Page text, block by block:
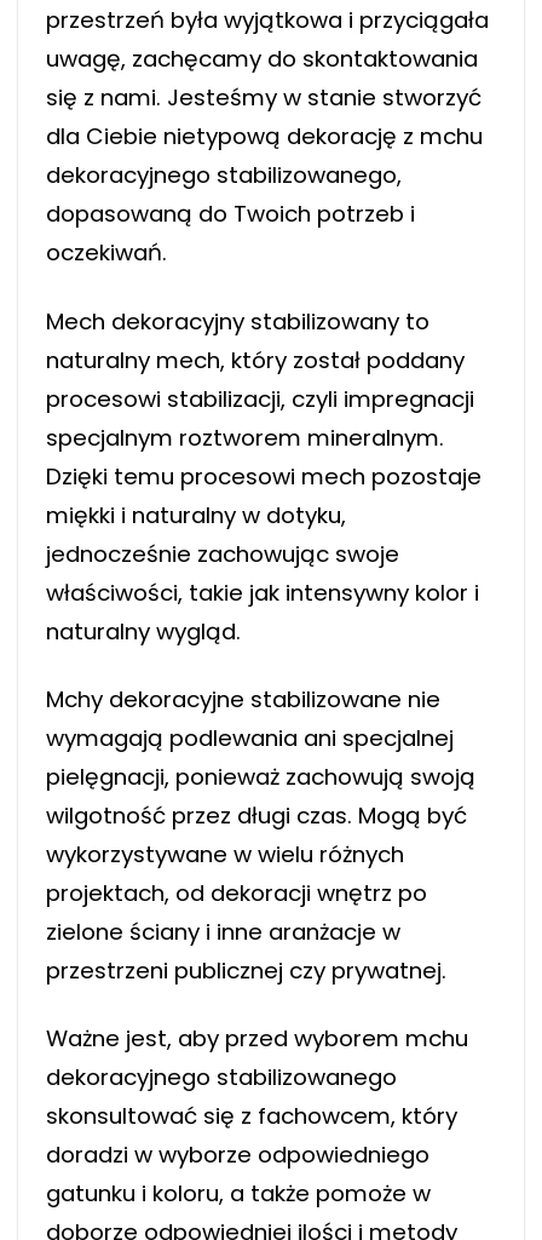
przestrzeń była wyjątkowa i przyciągała
uwagę, zachęcamy do skontaktowania
się z nami. Jesteśmy w stanie stworzyć
dla Ciebie nietypową dekorację z mchu
dekoracyjnego stabilizowanego,
dopasowaną do Twoich potrzeb i
oczekiwań.
Mech dekoracyjny stabilizowany to
naturalny mech, który został poddany
procesowi stabilizacji, czyli impregnacji
specjalnym roztworem mineralnym.
Dzięki temu procesowi mech pozostaje
miękki i naturalny w dotyku,
jednocześnie zachowując swoje
właściwości, takie jak intensywny kolor i
naturalny wygląd.
Mchy dekoracyjne stabilizowane nie
wymagają podlewania ani specjalnej
pielęgnacji, ponieważ zachowują swoją
wilgotność przez długi czas. Mogą być
wykorzystywane w wielu różnych
projektach, od dekoracji wnętrz po
zielone ściany i inne aranżacje w
przestrzeni publicznej czy prywatnej.
Ważne jest, aby przed wyborem mchu
dekoracyjnego stabilizowanego
skonsultować się z fachowcem, który
doradzi w wyborze odpowiedniego
gatunku i koloru, a także pomoże w
doborze odpowiedniej ilości i metody